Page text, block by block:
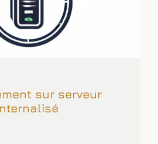
sur serveur